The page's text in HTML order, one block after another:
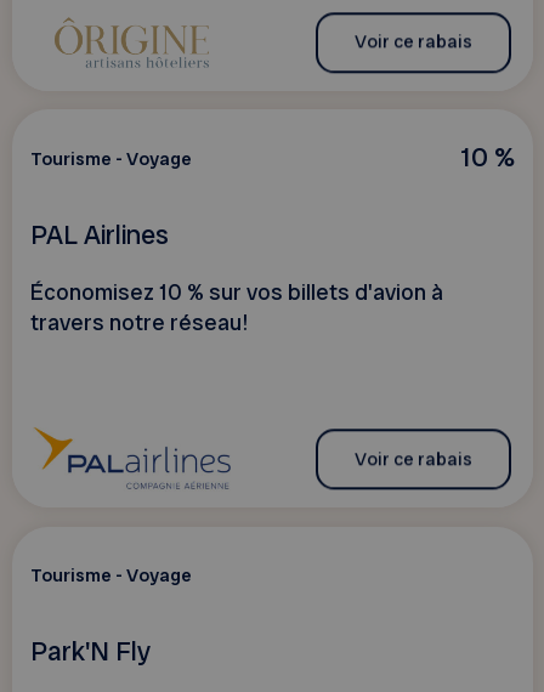
Voir ce rabais
10 %
Tourisme - Voyage
PAL Airlines
Économisez 10 % sur vos billets d'avion à
travers notre réseau!
Voir ce rabais
Tourisme - Voyage
Park'N Fly